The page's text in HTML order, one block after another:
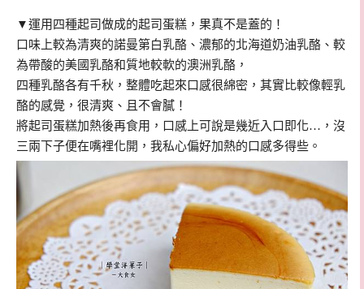
▼運用四種起司做成的起司蛋糕，果真不是蓋的！
口味上較為清爽的諾曼第白乳酪、濃郁的北海道奶油乳酪、較
為帶酸的美國乳酪和質地較軟的澳洲乳酪，
四種乳酪各有千秋，整體吃起來口感很綿密，其實比較像輕乳
酪的感覺，很清爽、且不會膩！
將起司蛋糕加熱後再食用，口感上可說是幾近入口即化…，沒
三兩下子便在嘴裡化開，我私心偏好加熱的口感多得些。